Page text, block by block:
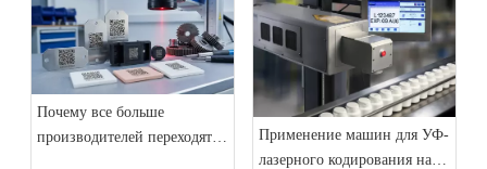
Почему все больше
производителей переходят
Применение машин для УФ-
лазерного кодирования на